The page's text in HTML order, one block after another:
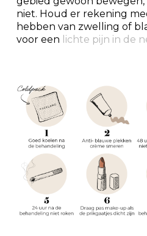
niet. Houd er rekening
hebben van zwelling of
voor een lichte pijn in de